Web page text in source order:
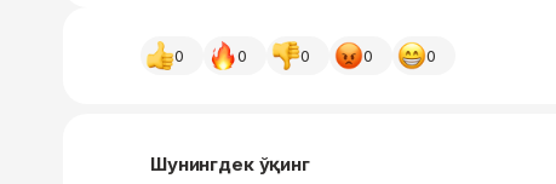
0 0 0 0 0
Шунингдек ўқинг